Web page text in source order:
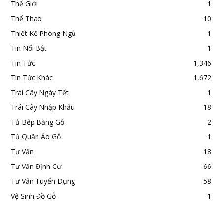
Thế Giới
1
Thể Thao
10
Thiết Kế Phòng Ngủ
1
Tin Nổi Bật
1
Tin Tức
1,346
Tin Tức Khác
1,672
Trái Cây Ngày Tết
1
Trái Cây Nhập Khẩu
18
Tủ Bếp Bằng Gỗ
2
Tủ Quần Áo Gỗ
1
Tư Vấn
18
Tư Vấn Định Cư
66
Tư Vấn Tuyển Dụng
58
Vệ Sinh Đồ Gỗ
1